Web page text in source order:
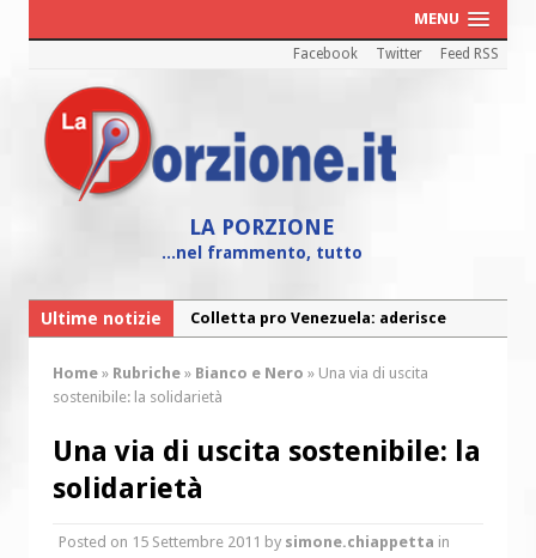
MENU
Facebook Twitter Feed RSS
LA PORZIONE
...nel frammento, tutto
Ultime notizie
Colletta pro Venezuela: aderisce
Fine vita: la Chiesa Cattolica inglese si
Torna la festa della Madonnina a
Montesilvano: “Tanta la devozione”
“Chiediamogli di legarci al bene”
Home » Rubriche » Bianco e Nero » Una via di uscita
sostenibile: la solidarietà
Una via di uscita sostenibile: la
solidarietà
Posted on 15 Settembre 2011 by simone.chiappetta in